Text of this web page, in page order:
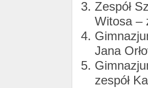
Zespół
Witosa –
Jana
zespół